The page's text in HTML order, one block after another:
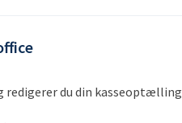
redigerer du din kasseoptælling